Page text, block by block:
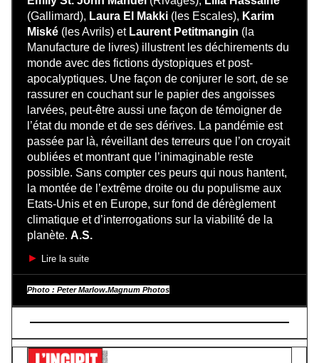
(Gallimard), Laura El Makki (les Escales), Karim
Miské (les Avrils) et Laurent Petitmangin (la
Manufacture de livres) illustrent les déchirements du
monde avec des fictions dystopiques et post-
apocalyptiques. Une façon de conjurer le sort, de se
rassurer en couchant sur le papier des angoisses
larvées, peut-être aussi une façon de témoigner de
l’état du monde et de ses dérives. La pandémie est
passée par là, réveillant des terreurs que l’on croyait
oubliées et montrant que l’inimaginable reste
possible. Sans compter ces peurs qui nous hantent,
la montée de l’extrême droite ou du populisme aux
Etats-Unis et en Europe, sur fond de dérèglement
climatique et d’interrogations sur la viabilité de la
planète. A.S.
►
Lire la suite
Photo : Peter Marlow.Magnum Photos